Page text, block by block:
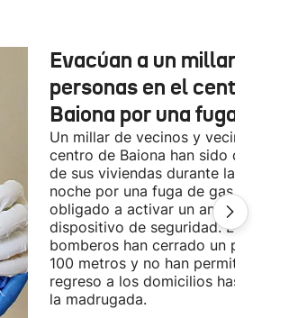
Evacúan a un millar de
personas en el centro de
Baiona por una fuga de gas
Un millar de vecinos y vecinas del
centro de Baiona han sido
de sus viviendas durante la pasada
noche por una fuga de gas que ha
obligado a activar un amplio
dispositivo de seguridad. Los
bomberos han cerrado un perímetro
100 metros y no han permitido el
regreso a los domicilios hasta la una
la madrugada.